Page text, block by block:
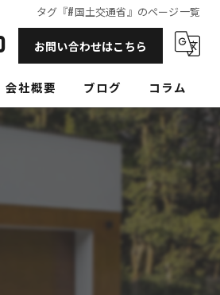
タグ『#国土交通省』のページ一覧
お問い合わせはこちら
会社概要 ブログ コラム